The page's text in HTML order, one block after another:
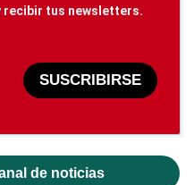
recibir tus newsletters.
SUSCRIBIRSE
de noticias